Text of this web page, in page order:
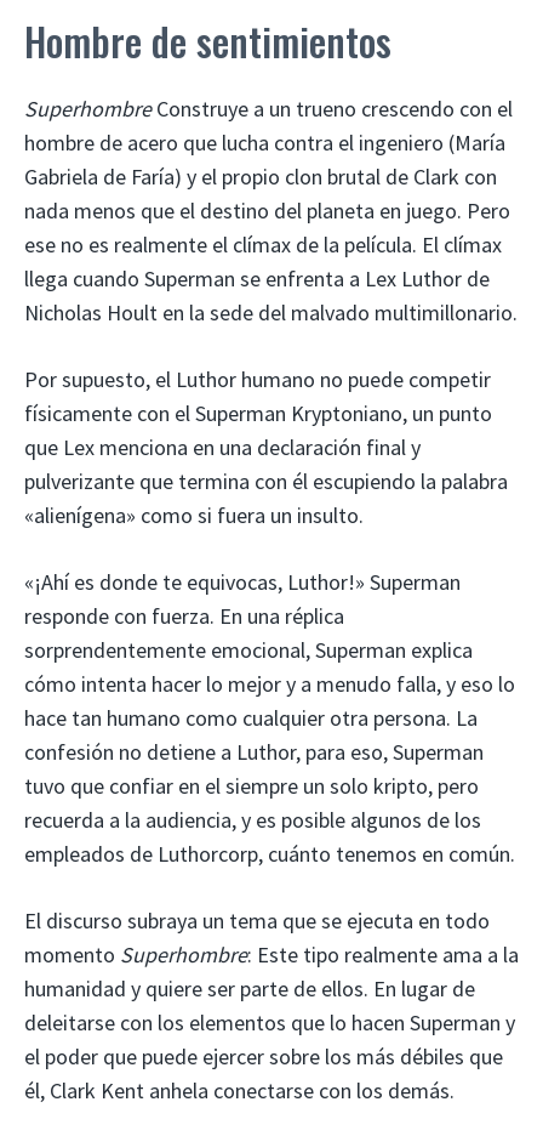
Hombre de sentimientos
SuperhombreConstruye a un trueno crescendo con el
hombre de acero que lucha contra el ingeniero (María
Gabriela de Faría) y el propio clon brutal de Clark con
nada menos que el destino del planeta en juego. Pero
ese no es realmente el clímax de la película. El clímax
llega cuando Superman se enfrenta a Lex Luthor de
Nicholas Hoult en la sede del malvado multimillonario.
Por supuesto, el Luthor humano no puede competir
físicamente con el Superman Kryptoniano, un punto
que Lex menciona en una declaración final y
pulverizante que termina con él escupiendo la palabra
«alienígena» como si fuera un insulto.
«¡Ahí es donde te equivocas, Luthor!» Superman
responde con fuerza. En una réplica
sorprendentemente emocional, Superman explica
cómo intenta hacer lo mejor y a menudo falla, y eso lo
hace tan humano como cualquier otra persona. La
confesión no detiene a Luthor, para eso, Superman
tuvo que confiar en el siempre un solo kripto, pero
recuerda a la audiencia, y es posible algunos de los
empleados de Luthorcorp, cuánto tenemos en común.
El discurso subraya un tema que se ejecuta en todo
momento Superhombre: Este tipo realmente ama a la
humanidad y quiere ser parte de ellos. En lugar de
deleitarse con los elementos que lo hacen Superman y
el poder que puede ejercer sobre los más débiles que
él, Clark Kent anhela conectarse con los demás.